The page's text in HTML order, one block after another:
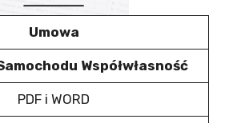
Umowa
Współwłasność
PDF i WORD